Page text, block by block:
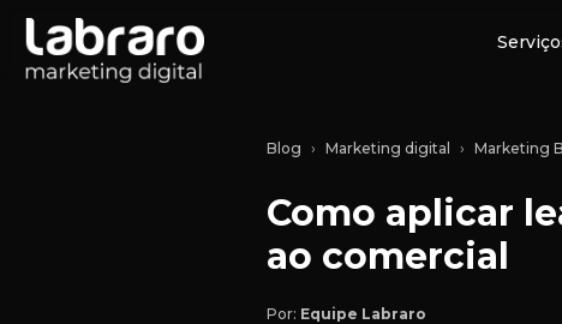
Blog Marketing digital Marketing
Como aplicar
ao comercial
Por: Equipe Labraro